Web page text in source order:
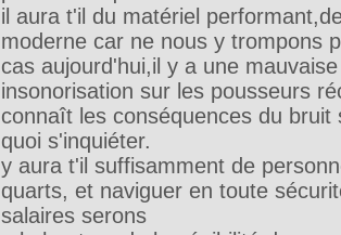
il aura t'il du matériel
moderne car ne nous y trompons
cas aujourd'hui,il y a une mauvaise
insonorisation sur les pousseurs
connaît les conséquences du bruit
quoi s'inquiéter.
y aura t'il suffisamment de
quarts, et naviguer en toute
salaires serons